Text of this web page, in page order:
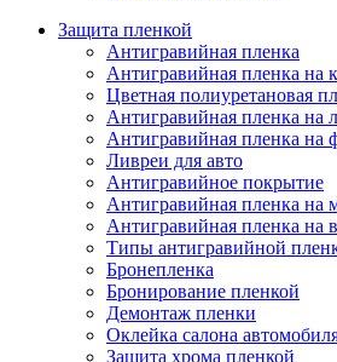
Защита пленкой
Антигравийная пленка
Антигравийная пленка на
Цветная полиуретановая
Антигравийная пленка на
Антигравийная пленка на
Ливреи для авто
Антигравийное покрытие
Антигравийная пленка на
Антигравийная пленка на
Типы антигравийной
Бронепленка
Бронирование пленкой
Демонтаж пленки
Оклейка салона
Защита хрома пленкой